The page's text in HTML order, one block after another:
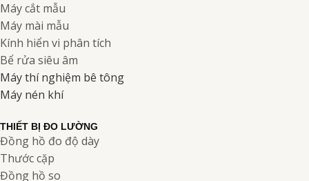
Máy cắt mẫu
Máy mài mẫu
Kính hiển vi phân tích
Bể rửa siêu âm
Máy thí nghiệm bê tông
Máy nén khí
THIẾT BỊ ĐO LƯỜNG
Đồng hồ đo độ dày
Thước cặp
Đồng hồ so